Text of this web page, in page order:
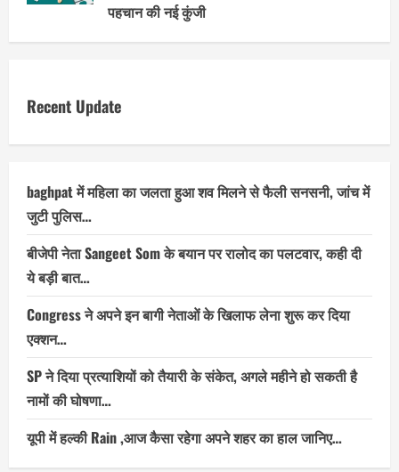
पहचान की नई कुंजी
Recent Update
baghpat में महिला का जलता हुआ शव मिलने से फैली सनसनी, जांच में
जुटी पुलिस…
बीजेपी नेता Sangeet Som के बयान पर रालोद का पलटवार, कही दी
ये बड़ी बात…
Congress ने अपने इन बागी नेताओं के खिलाफ लेना शुरू कर दिया
एक्शन…
SP ने दिया प्रत्याशियों को तैयारी के संकेत, अगले महीने हो सकती है
नामों की घोषणा…
यूपी में हल्की Rain ,आज कैसा रहेगा अपने शहर का हाल जानिए…